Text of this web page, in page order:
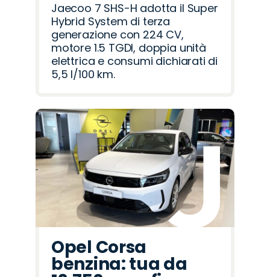
Jaecoo 7 SHS-H adotta il Super
Hybrid System di terza
generazione con 224 CV,
motore 1.5 TGDI, doppia unità
elettrica e consumi dichiarati di
5,5 l/100 km.
Opel Corsa
benzina: tua da